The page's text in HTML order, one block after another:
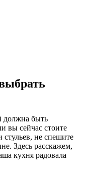
должна быть
вы сейчас стоите
не спешите
Здесь расскажем,
кухня радовала